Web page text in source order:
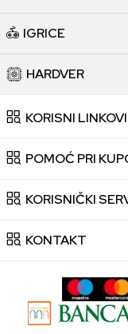
IGRICE
HARDVER
KORISNI LINKOVI
POMOĆ PRI
KORISNIČKI
KONTAKT